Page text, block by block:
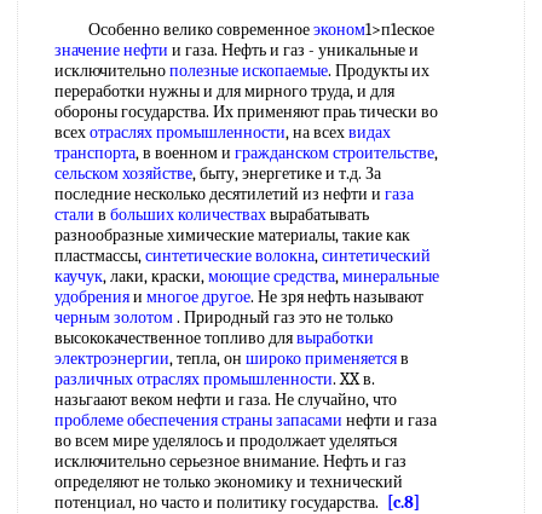
Особенно велико современноеэконом1>п1еское
значение нефти и газа. Нефть и газ - уникальные и
исключительнополезные ископаемые. Продукты их
переработки нужны и для мирного труда, и для
обороны государства. Их применяют праь тически во
всехотраслях промышленности, на всехвидах
транспорта, в военном и гражданском строительстве,
сельском хозяйстве, быту, энергетике и т.д. За
последние несколько десятилетий из нефти и газа
стали в больших количествахвырабатывать
разнообразные химические материалы, такие как
пластмассы,синтетические волокна,синтетический
каучук, лаки, краски,моющие средства,минеральные
удобренияи многое другое. Не зря нефть называют
черным золотом. Природный газ это не только
высококачественное топливо длявыработки
электроэнергии, тепла, он широко применяетсяв
различных отраслях промышленности. XX в.
назьгаают веком нефти и газа. Не случайно, что
проблеме обеспечениястраны запасами нефти и газа
во всем мире уделялось и продолжает уделяться
исключительно серьезное внимание. Нефть и газ
определяют не только экономику и технический
потенциал, но часто и политику государства.
[c.8]